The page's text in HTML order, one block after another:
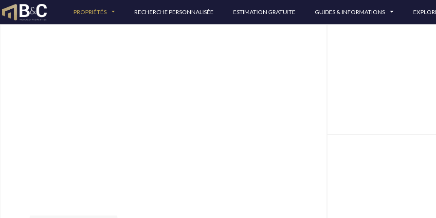
PROPRIÉTÉS RECHERCHE PERSONNALISÉE ESTIMATION GRATUITE GUIDES & INFORMATIONS